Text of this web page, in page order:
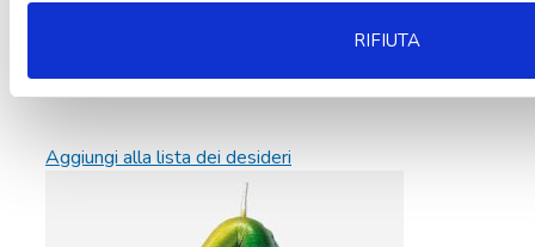
RIFIUTA
Aggiungi alla lista dei desideri